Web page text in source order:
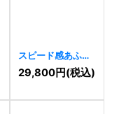
スピード感あふれ
るS字の連結ロゴ
10394]
29,800円(税込)